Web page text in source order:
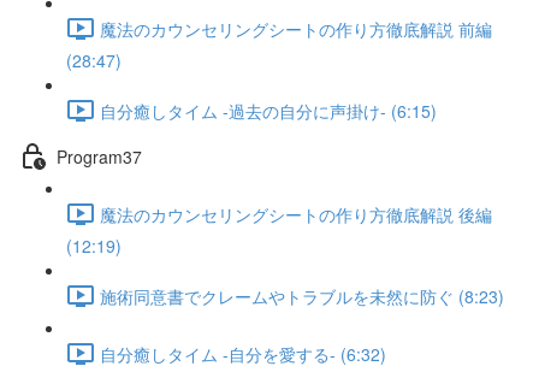
魔法のカウンセリングシートの作り方徹底解説 前編
(28:47)
自分癒しタイム -過去の自分に声掛け- (6:15)
Program37
魔法のカウンセリングシートの作り方徹底解説 後編
(12:19)
施術同意書でクレームやトラブルを未然に防ぐ (8:23)
自分癒しタイム -自分を愛する- (6:32)